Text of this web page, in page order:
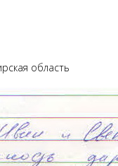
область